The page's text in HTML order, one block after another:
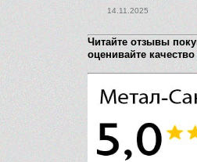
14.11.2025
Читайте отзывы
оценивайте качество